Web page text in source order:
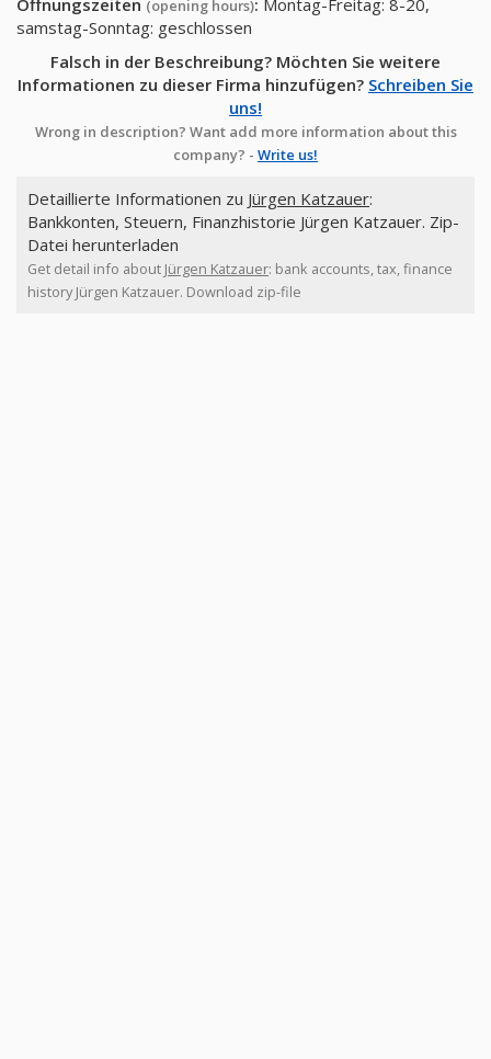
Öffnungszeiten (opening hours): Montag-Freitag: 8-20,
samstag-Sonntag: geschlossen
Falsch in der Beschreibung? Möchten Sie weitere
Informationen zu dieser Firma hinzufügen? Schreiben Sie
uns!
Wrong in description? Want add more information about this
company? - Write us!
Detaillierte Informationen zu Jürgen Katzauer:
Bankkonten, Steuern, Finanzhistorie Jürgen Katzauer. Zip-
Datei herunterladen
Get detail info about Jürgen Katzauer: bank accounts, tax, finance
history Jürgen Katzauer. Download zip-file